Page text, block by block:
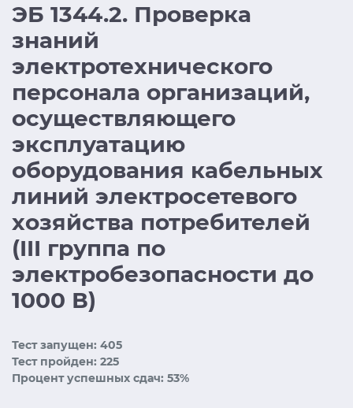
ЭБ 1344.2. Проверка
знаний
электротехнического
персонала организаций,
осуществляющего
эксплуатацию
оборудования кабельных
линий электросетевого
хозяйства потребителей
(III группа по
электробезопасности до
1000 В)
Тест запущен: 405
Тест пройден: 225
Процент успешных сдач: 53%